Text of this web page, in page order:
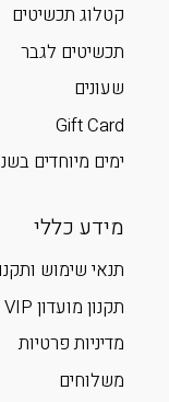
קטלוג תכשיטים
תכשיטים לגבר
שעונים
Gift Card
ימים מיוחדים
מידע כללי
תנאי שימוש
תקנון מועדון VIP
מדיניות פרטיות
משלוחים